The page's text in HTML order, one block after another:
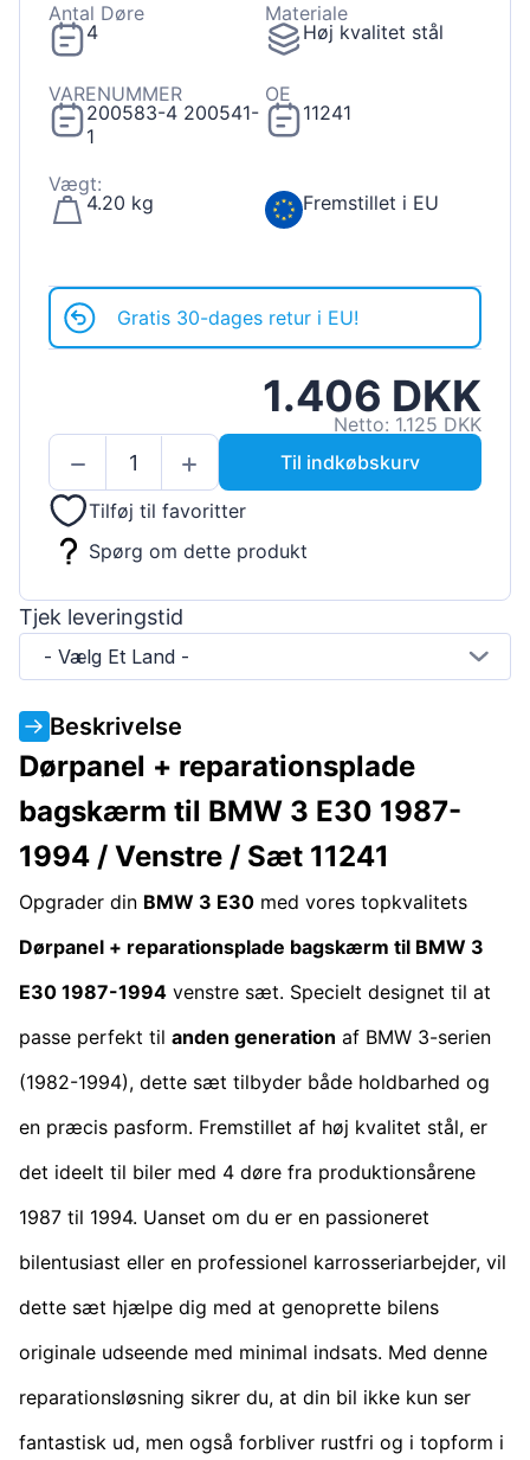
Antal Døre
4
Materiale
Høj kvalitet stål
VARENUMMER
200583-4 200541-
1
OE
11241
Vægt:
4.20 kg
Fremstillet i EU
Gratis 30-dages retur i EU!
1.406 DKK
Netto: 1.125 DKK
Til indkøbskurv
Tilføj til favoritter
Spørg om dette produkt
Tjek leveringstid
- Vælg Et Land -
Beskrivelse
Dørpanel + reparationsplade
bagskærm til BMW 3 E30 1987-
1994 / Venstre / Sæt 11241
Opgrader din BMW 3 E30 med vores topkvalitets
Dørpanel + reparationsplade bagskærm til BMW 3
E30 1987-1994 venstre sæt. Specielt designet til at
passe perfekt til anden generation af BMW 3-serien
(1982-1994), dette sæt tilbyder både holdbarhed og
en præcis pasform. Fremstillet af høj kvalitet stål, er
det ideelt til biler med 4 døre fra produktionsårene
1987 til 1994. Uanset om du er en passioneret
bilentusiast eller en professionel karrosseriarbejder, vil
dette sæt hjælpe dig med at genoprette bilens
originale udseende med minimal indsats. Med denne
reparationsløsning sikrer du, at din bil ikke kun ser
fantastisk ud, men også forbliver rustfri og i topform i